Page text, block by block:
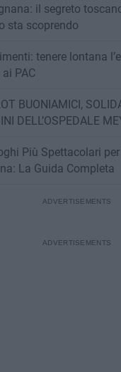
il segreto
sta scoprendo
tenere lontana
PAC
BUONIAMICI,
DELL’OSPEDALE
Più Spettacolari
La Guida Completa